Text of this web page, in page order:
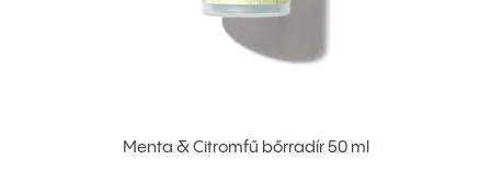
Menta & Citromfű bőrradír 50 ml